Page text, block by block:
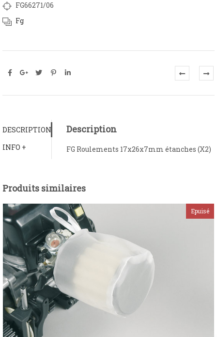
FG66271/06
Fg
DESCRIPTION
INFO +
Description
FG Roulements 17x26x7mm étanches (X2)
Produits similaires